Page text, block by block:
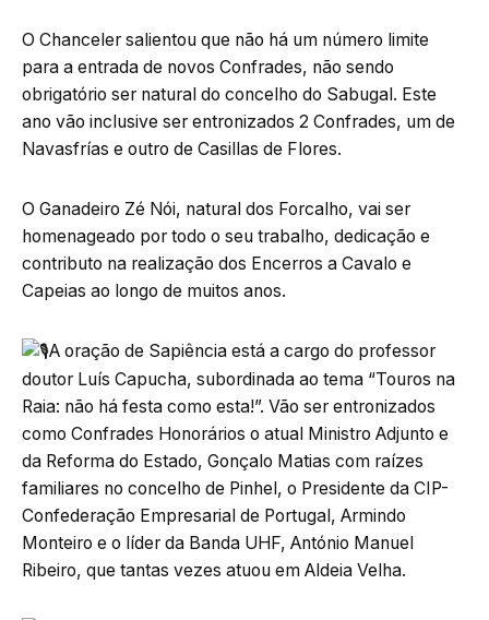
O Chanceler salientou que não há um número limite
para a entrada de novos Confrades, não sendo
obrigatório ser natural do concelho do Sabugal. Este
ano vão inclusive ser entronizados 2 Confrades, um de
Navasfrías e outro de Casillas de Flores.
O Ganadeiro Zé Nói, natural dos Forcalho, vai ser
homenageado por todo o seu trabalho, dedicação e
contributo na realização dos Encerros a Cavalo e
Capeias ao longo de muitos anos.
A oração de Sapiência está a cargo do professor
doutor Luís Capucha, subordinada ao tema “Touros na
Raia: não há festa como esta!”. Vão ser entronizados
como Confrades Honorários o atual Ministro Adjunto e
da Reforma do Estado, Gonçalo Matias com raízes
familiares no concelho de Pinhel, o Presidente da CIP-
Confederação Empresarial de Portugal, Armindo
Monteiro e o líder da Banda UHF, António Manuel
Ribeiro, que tantas vezes atuou em Aldeia Velha.